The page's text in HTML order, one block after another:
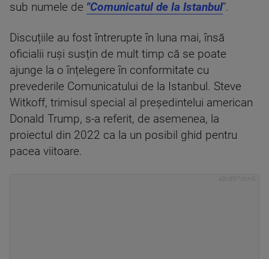
sub numele de "Comunicatul de la Istanbul".
Discuțiile au fost întrerupte în luna mai, însă
oficialii ruși susțin de mult timp că se poate
ajunge la o înțelegere în conformitate cu
prevederile Comunicatului de la Istanbul. Steve
Witkoff, trimisul special al președintelui american
Donald Trump, s-a referit, de asemenea, la
proiectul din 2022 ca la un posibil ghid pentru
pacea viitoare.